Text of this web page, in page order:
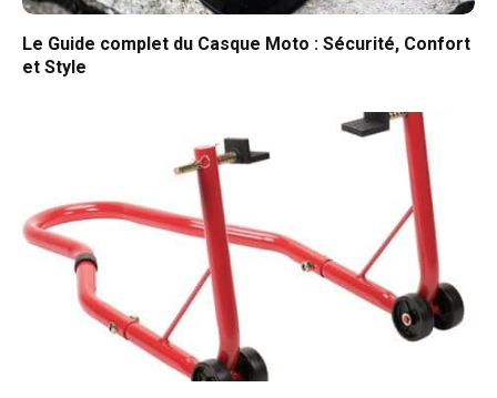
Le Guide complet du Casque Moto : Sécurité, Confort
et Style